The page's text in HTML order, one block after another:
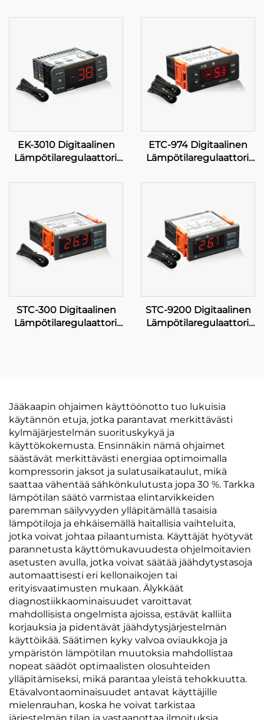
EK-3010 Digitaalinen
Lämpötilaregulaattori:
kärjellä
ETC-974 Digitaalinen
Lämpötilaregulaattori:
lämpötilaregulaatio
STC-300 Digitaalinen
Lämpötilaregulaattori:
STC-9200 Digitaalinen
Lämpötilaregulaattori:
Jääkaapin ohjaimen käyttöönotto tuo lukuisia
käytännön etuja, jotka parantavat merkittävästi
kylmäjärjestelmän suorituskykyä ja
käyttökokemusta. Ensinnäkin nämä ohjaimet
säästävät merkittävästi energiaa optimoimalla
kompressorin jaksot ja sulatusaikataulut, mikä
saattaa vähentää sähkönkulutusta jopa 30 %. Tarkka
lämpötilan säätö varmistaa elintarvikkeiden
paremman säilyvyyden ylläpitämällä tasaisia
lämpötiloja ja ehkäisemällä haitallisia vaihteluita,
jotka voivat johtaa pilaantumista. Käyttäjät hyötyvät
parannetusta käyttömukavuudesta ohjelmoitavien
asetusten avulla, jotka voivat säätää jäähdytystasoja
automaattisesti eri kellonaikojen tai
erityisvaatimusten mukaan. Älykkäät
diagnostiikkaominaisuudet varoittavat
mahdollisista ongelmista ajoissa, estävät kalliita
korjauksia ja pidentävät jäähdytysjärjestelmän
käyttöikää. Säätimen kyky valvoa oviaukkoja ja
ympäristön lämpötilan muutoksia mahdollistaa
nopeat säädöt optimaalisten olosuhteiden
ylläpitämiseksi, mikä parantaa yleistä tehokkuutta.
Etävalvontaominaisuudet antavat käyttäjille
mielenrauhan, koska he voivat tarkistaa